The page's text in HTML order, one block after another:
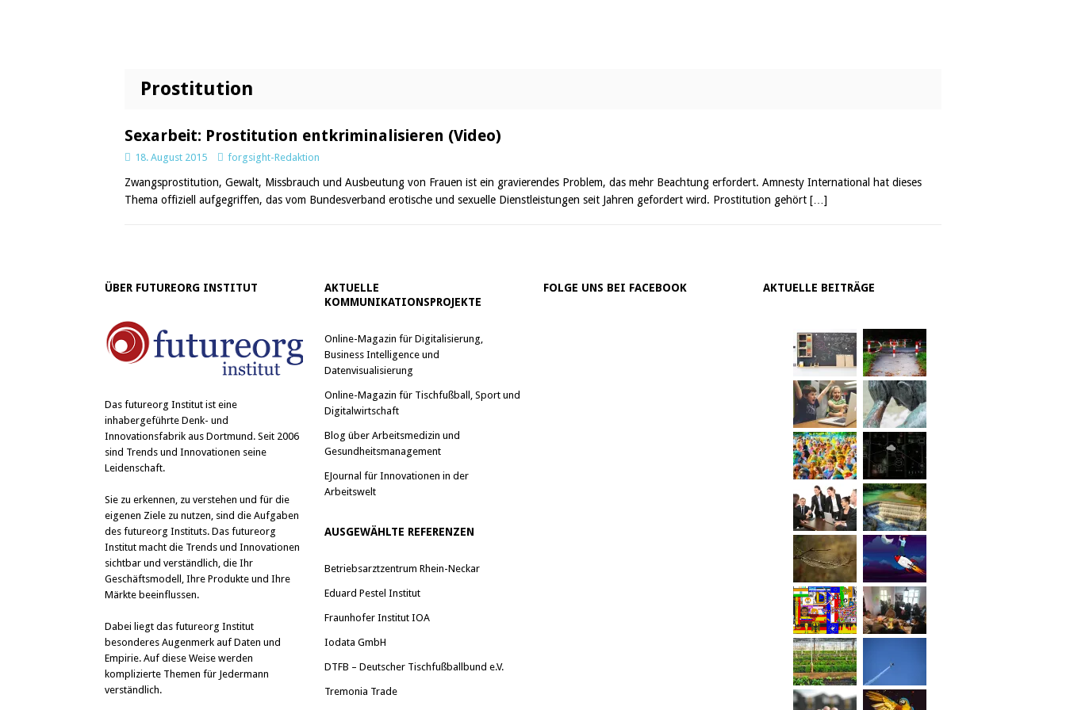
Prostitution
Sexarbeit: Prostitution entkriminalisieren (Video)
18. August 2015 forgsight-Redaktion
Zwangsprostitution, Gewalt, Missbrauch und Ausbeutung von Frauen ist ein gravierendes Problem, das mehr Beachtung erfordert. Amnesty International hat dieses
Thema offiziell aufgegriffen, das vom Bundesverband erotische und sexuelle Dienstleistungen seit Jahren gefordert wird. Prostitution gehört […]
ÜBER FUTUREORG INSTITUT
Das futureorg Institut ist eine
inhabergeführte Denk- und
Innovationsfabrik aus Dortmund. Seit 2006
sind Trends und Innovationen seine
Leidenschaft.
Sie zu erkennen, zu verstehen und für die
eigenen Ziele zu nutzen, sind die Aufgaben
des futureorg Instituts. Das futureorg
Institut macht die Trends und Innovationen
sichtbar und verständlich, die Ihr
Geschäftsmodell, Ihre Produkte und Ihre
Märkte beeinflussen.
Dabei liegt das futureorg Institut
besonderes Augenmerk auf Daten und
Empirie. Auf diese Weise werden
komplizierte Themen für Jedermann
verständlich.
AKTUELLE
KOMMUNIKATIONSPROJEKTE
Online-Magazin für Digitalisierung,
Business Intelligence und
Datenvisualisierung
Online-Magazin für Tischfußball, Sport und
Digitalwirtschaft
Blog über Arbeitsmedizin und
Gesundheitsmanagement
EJournal für Innovationen in der
Arbeitswelt
AUSGEWÄHLTE REFERENZEN
Betriebsarztzentrum Rhein-Neckar
Eduard Pestel Institut
Fraunhofer Institut IOA
Iodata GmbH
DTFB – Deutscher Tischfußballbund e.V.
Tremonia Trade
FOLGE UNS BEI FACEBOOK AKTUELLE BEITRÄGE